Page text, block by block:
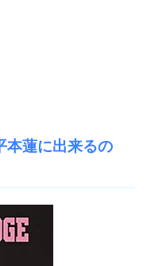
本蓮に出来るの